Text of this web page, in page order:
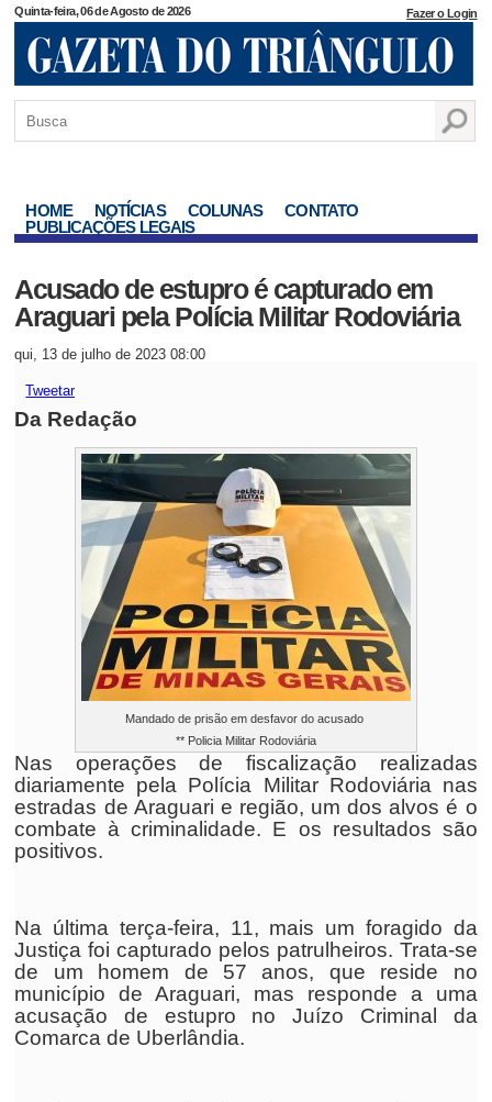
Quinta-feira, 06 de Agosto de 2026 Fazer o Login
HOME NOTÍCIAS COLUNAS
CONTATO
PUBLICAÇÕES LEGAIS
Acusado de estupro é capturado em
Araguari pela Polícia Militar Rodoviária
qui, 13 de julho de 2023 08:00
Tweetar
Da Redação
Mandado de prisão em desfavor do acusado
** Policia Militar Rodoviária
Nas operações de fiscalização realizadas
diariamente pela Polícia Militar Rodoviária nas
estradas de Araguari e região, um dos alvos é o
combate à criminalidade. E os resultados são
positivos.
Na última terça-feira, 11, mais um foragido da
Justiça foi capturado pelos patrulheiros. Trata-se
de um homem de 57 anos, que reside no
município de Araguari, mas responde a uma
acusação de estupro no Juízo Criminal da
Comarca de Uberlândia.